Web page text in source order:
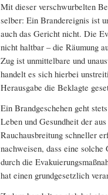
Mit dieser verschwurbelten
selber: Ein Brandereignis ist
auch das Gericht nicht. Die
nicht haltbar – die Räumung
Zug ist unmittelbare und
handelt es sich hierbei
Herausgabe die Beklagte
Ein Brandgeschehen geht
Leben und Gesundheit der
Rauchausbreitung schneller
nachweisen, dass eine
durch die
hat einen grundgesetzlich